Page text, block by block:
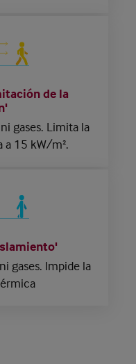
de la
gases. Limita la
a 15 kW/m².
gases. Impide la